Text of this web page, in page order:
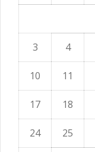
3 4
10 11
17 18
24 25